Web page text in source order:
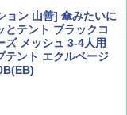
2026年9月号【特
を祝して！
ポーランド スロヴ
の歩き方A ヨーロッ
ョン 山善] 傘みたいに
とテント ブラックコ
ズ メッシュ 3-4人用
テント エクルベージ